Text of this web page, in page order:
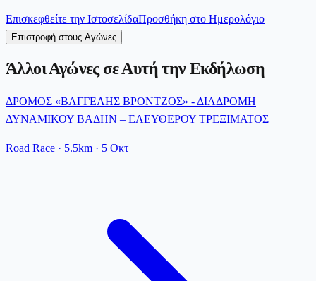
Επισκεφθείτε την ΙστοσελίδαΠροσθήκη στο Ημερολόγιο
Επιστροφή στους Αγώνες
Άλλοι Αγώνες σε Αυτή την Εκδήλωση
ΔΡΟΜΟΣ «ΒΑΓΓΕΛΗΣ ΒΡΟΝΤΖΟΣ» - ΔΙΑΔΡΟΜΗ
ΔΥΝΑΜΙΚΟΥ ΒΑΔΗΝ – ΕΛΕΥΘΕΡΟΥ ΤΡΕΞΙΜΑΤΟΣ
Road Race · 5.5km · 5 Οκτ